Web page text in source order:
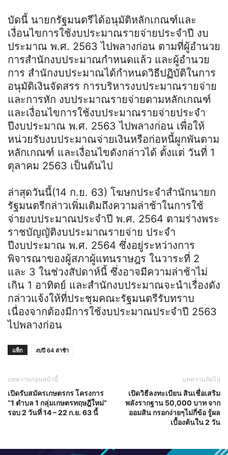
บัดนี้ นายกรัฐมนตรีได้อนุมัติหลักเกณฑ์และ
เงื่อนไขการใช้งบประมาณรายจ่ายประจําปี งบ
ประมาณ พ.ศ. 2563 ไปพลางก่อน ตามที่ผู้อํานวย
การสํานักงบประมาณกําหนดแล้ว และผู้อํานวย
การ สํานักงบประมาณได้กําหนดวิธีปฏิบัติในการ
อนุมัติเงินจัดสรร การบริหารงบประมาณรายจ่าย
และการหัก งบประมาณรายจ่ายตามหลักเกณฑ์
และเงื่อนไขการใช้งบประมาณรายจ่ายประจํา
ปีงบประมาณ พ.ศ. 2563 ไปพลางก่อน เพื่อให้
หน่วยรับงบประมาณจ่ายเงินหรือก่อหนี้ผูกพันตาม
หลักเกณฑ์ และเงื่อนไขดังกล่าวได้ ตั้งแต่ วันที่ 1
ตุลาคม 2563 เป็นต้นไป
ล่าสุดวันนี้(14 ก.ย. 63) โฆษกประจำสำนักนายก
รัฐมนตรีกล่าวเพิ่มเติมถึงความล่าช้าในการใช้
จ่ายงบประมาณประจำปี พ.ศ. 2564 ตามร่างพระ
ราชบัญญัติงบประมาณรายจ่าย ประจำ
ปีงบประมาณ พ.ศ. 2564 ซึ่งอยู่ระหว่างการ
พิจารณาของผู้สภาผู้แทนราษฎร ในวาระที่ 2
และ 3 ในช่วงสัปดาห์นี้ ซึ่งอาจมีความล่าช้าไม่
เกิน 1 อาทิตย์ และสำนักงบประมาณจะนำเรื่องดัง
กล่าวแจ้งให้ที่ประชุมคณะรัฐมนตรีรับทราบ
เนื่องจากต้องมีการใช้งบประมาณประจำปี 2563
ไปพลางก่อน
แท็ก งบปี 64 ล่าช้า
บทความก่อนหน้านี้
เปิดรับสมัครเกษตรกร โครงการ
“1 ตำบล 1 กลุ่มเกษตรทฤษฎีใหม่”
รอบ 2 วันที่ 14 – 22 ก.ย. 63 นี้
บทความถัดไป
เปิดวิธีลงทะเบียน สินเชื่อเสริม
พลังรากฐาน 50,000 บาท จาก
ออมสิน กรอกง่ายๆไม่กี่ข้อ รู้ผล
เบื้องต้นใน 2 วัน